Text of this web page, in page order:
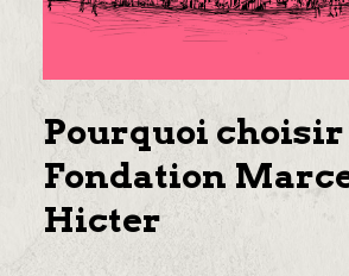
Pourquoi
Fondation
Hicter